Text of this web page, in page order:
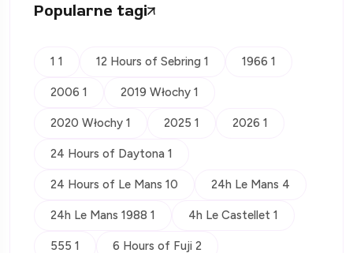
Popularne tagi
1 1 12 Hours of Sebring 1 1966 1
2006 1 2019 Włochy 1
2020 Włochy 1 2025 1 2026 1
24 Hours of Daytona 1
24 Hours of Le Mans 10 24h Le Mans 4
24h Le Mans 1988 1 4h Le Castellet 1
555 1 6 Hours of Fuji 2